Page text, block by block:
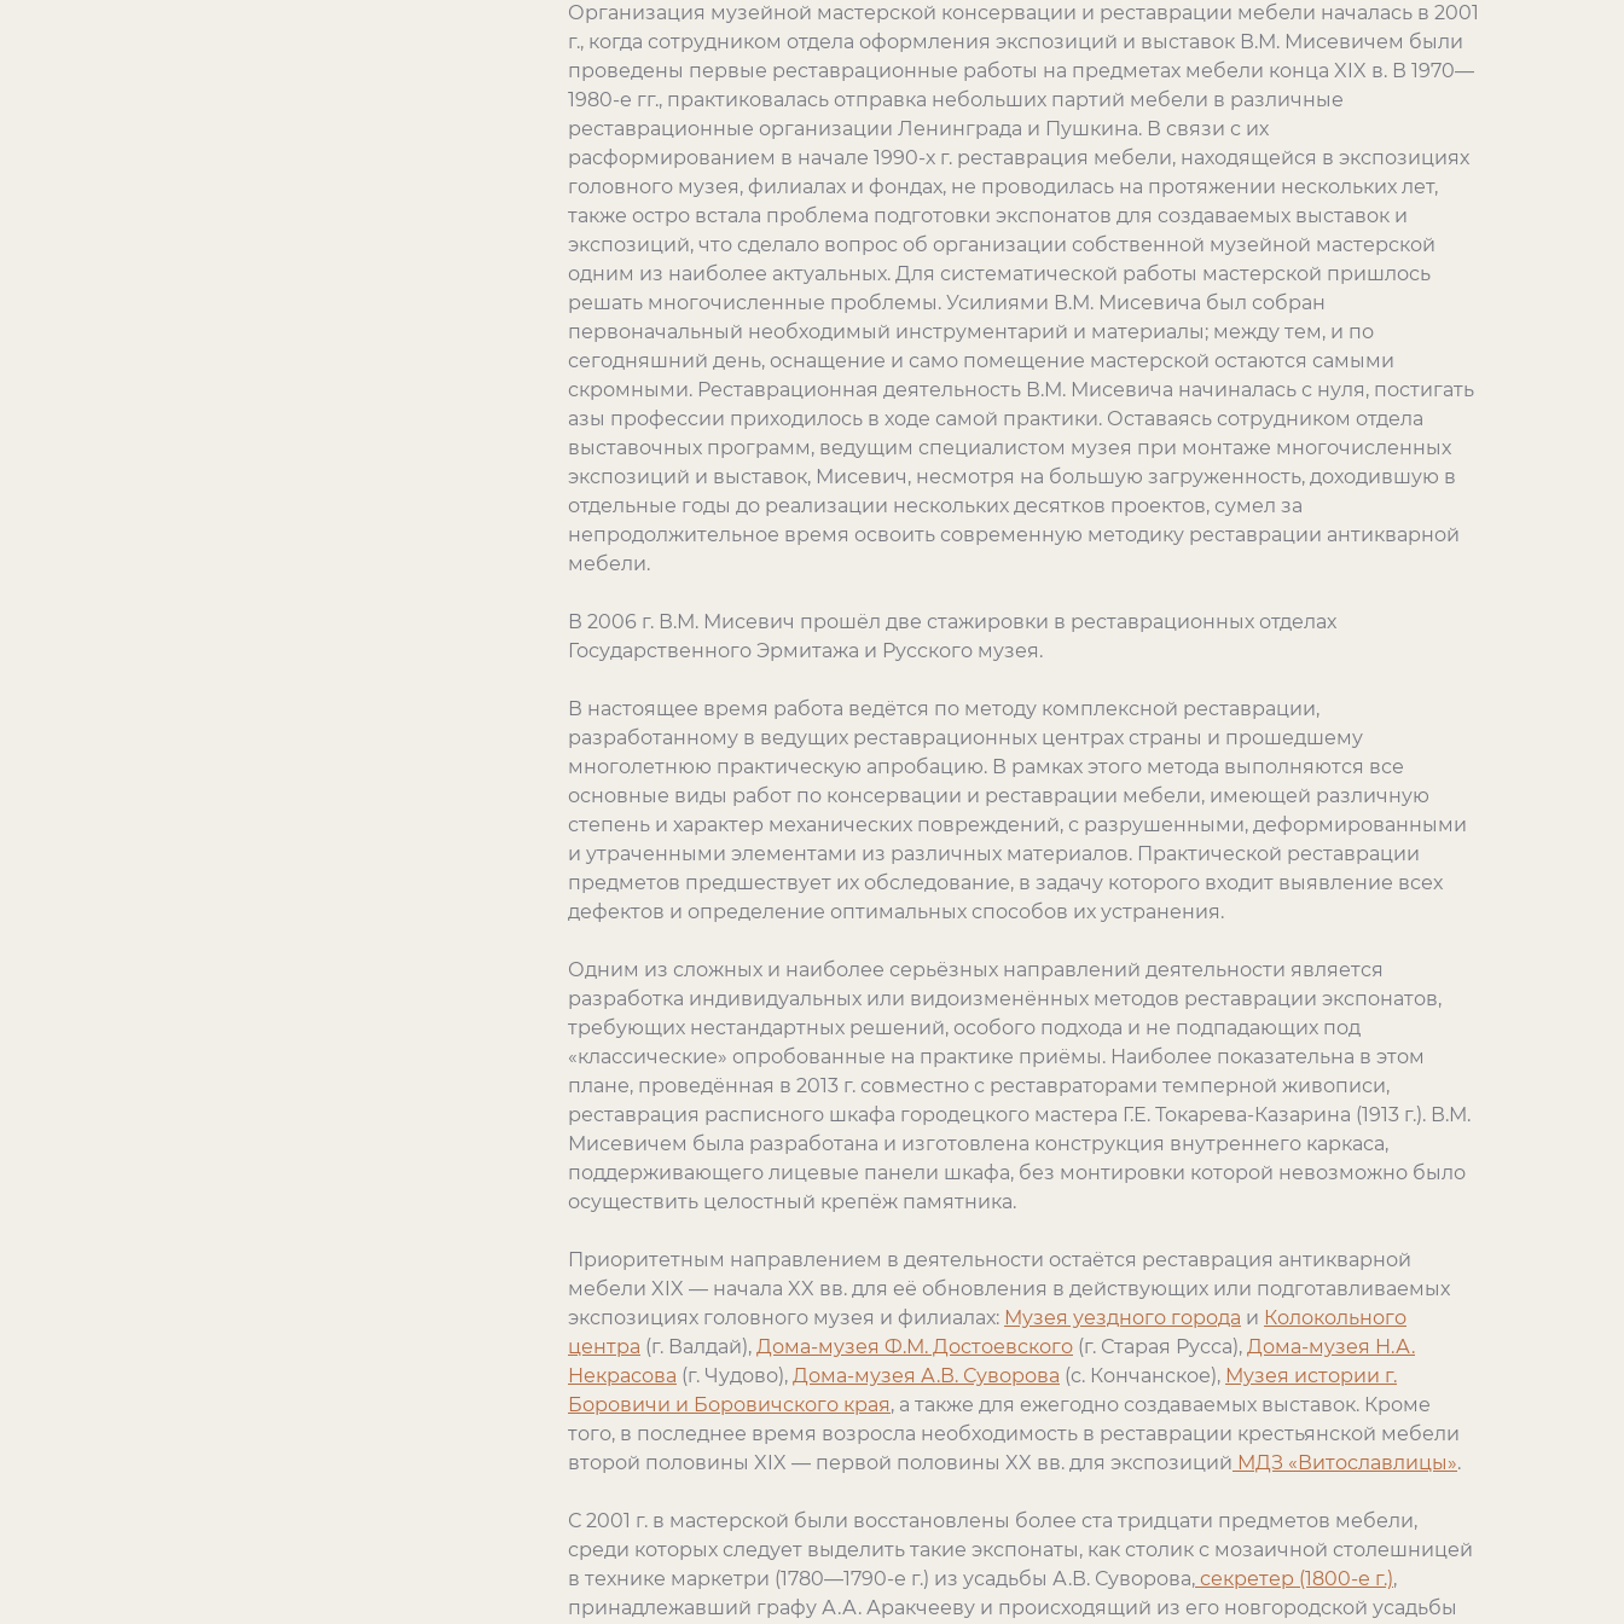
Организация музейной мастерской консервации и реставрации мебели началась в 2001
г., когда сотрудником отдела оформления экспозиций и выставок В.М. Мисевичем были
проведены первые реставрационные работы на предметах мебели конца XIX в. В 1970—
1980-е гг., практиковалась отправка небольших партий мебели в различные
реставрационные организации Ленинграда и Пушкина. В связи с их
расформированием в начале 1990-х г. реставрация мебели, находящейся в экспозициях
головного музея, филиалах и фондах, не проводилась на протяжении нескольких лет,
также остро встала проблема подготовки экспонатов для создаваемых выставок и
экспозиций, что сделало вопрос об организации собственной музейной мастерской
одним из наиболее актуальных. Для систематической работы мастерской пришлось
решать многочисленные проблемы. Усилиями В.М. Мисевича был собран
первоначальный необходимый инструментарий и материалы; между тем, и по
сегодняшний день, оснащение и само помещение мастерской остаются самыми
скромными. Реставрационная деятельность В.М. Мисевича начиналась с нуля, постигать
азы профессии приходилось в ходе самой практики. Оставаясь сотрудником отдела
выставочных программ, ведущим специалистом музея при монтаже многочисленных
экспозиций и выставок, Мисевич, несмотря на большую загруженность, доходившую в
отдельные годы до реализации нескольких десятков проектов, сумел за
непродолжительное время освоить современную методику реставрации антикварной
мебели.
В 2006 г. В.М. Мисевич прошёл две стажировки в реставрационных отделах
Государственного Эрмитажа и Русского музея.
В настоящее время работа ведётся по методу комплексной реставрации,
разработанному в ведущих реставрационных центрах страны и прошедшему
многолетнюю практическую апробацию. В рамках этого метода выполняются все
основные виды работ по консервации и реставрации мебели, имеющей различную
степень и характер механических повреждений, с разрушенными, деформированными
и утраченными элементами из различных материалов. Практической реставрации
предметов предшествует их обследование, в задачу которого входит выявление всех
дефектов и определение оптимальных способов их устранения.
Одним из сложных и наиболее серьёзных направлений деятельности является
разработка индивидуальных или видоизменённых методов реставрации экспонатов,
требующих нестандартных решений, особого подхода и не подпадающих под
«классические» опробованные на практике приёмы. Наиболее показательна в этом
плане, проведённая в 2013 г. совместно с реставраторами темперной живописи,
реставрация расписного шкафа городецкого мастера Г.Е. Токарева-Казарина (1913 г.). В.М.
Мисевичем была разработана и изготовлена конструкция внутреннего каркаса,
поддерживающего лицевые панели шкафа, без монтировки которой невозможно было
осуществить целостный крепёж памятника.
Приоритетным направлением в деятельности остаётся реставрация антикварной
мебели XIX — начала XX вв. для её обновления в действующих или подготавливаемых
экспозициях головного музея и филиалах: Музея уездного города и Колокольного
центра (г. Валдай), Дома-музея Ф.М. Достоевского (г. Старая Русса), Дома-музея Н.А.
Некрасова (г. Чудово), Дома-музея А.В. Суворова (с. Кончанское), Музея истории г.
Боровичи и Боровичского края, а также для ежегодно создаваемых выставок. Кроме
того, в последнее время возросла необходимость в реставрации крестьянской мебели
второй половины XIX — первой половины XX вв. для экспозиций МДЗ «Витославлицы».
С 2001 г. в мастерской были восстановлены более ста тридцати предметов мебели,
среди которых следует выделить такие экспонаты, как столик с мозаичной столешницей
в технике маркетри (1780—1790-е г.) из усадьбы А.В. Суворова, секретер (1800-е г.),
принадлежавший графу А.А. Аракчееву и происходящий из его новгородской усадьбы